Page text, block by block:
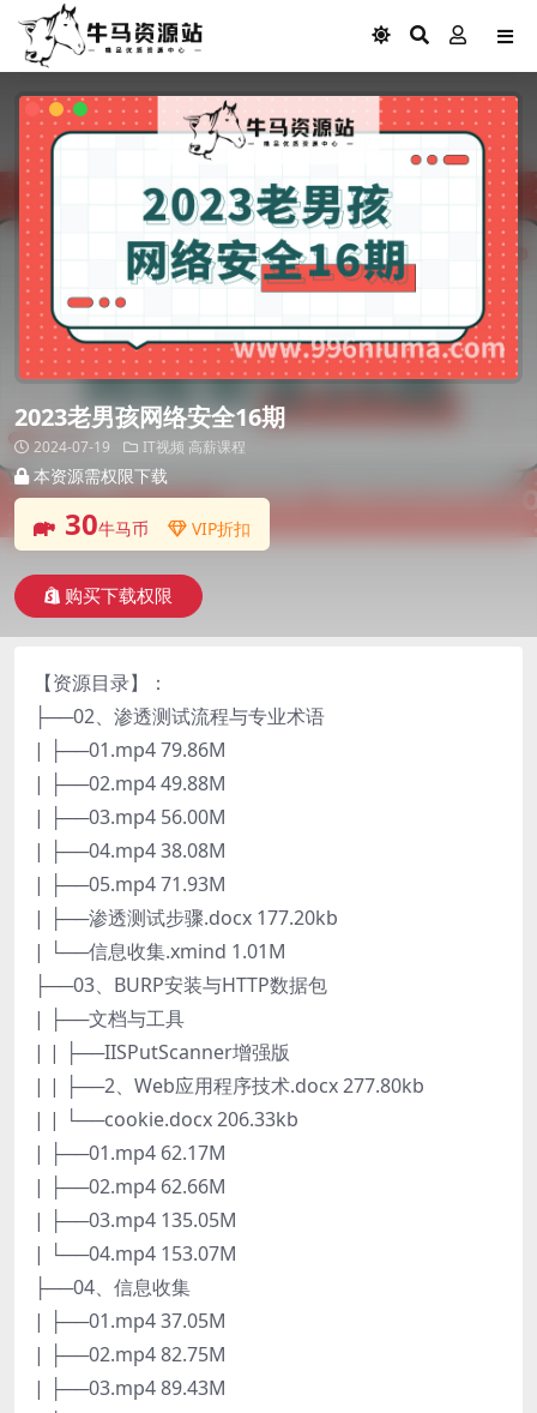
2023老男孩网络安全16期
2024-07-19 IT视频 高薪课程
本资源需权限下载
30牛马币 VIP折扣
购买下载权限
【资源目录】：
├──02、渗透测试流程与专业术语
| ├──01.mp4 79.86M
| ├──02.mp4 49.88M
| ├──03.mp4 56.00M
| ├──04.mp4 38.08M
| ├──05.mp4 71.93M
| ├──渗透测试步骤.docx 177.20kb
| └──信息收集.xmind 1.01M
├──03、BURP安装与HTTP数据包
| ├──文档与工具
| | ├──IISPutScanner增强版
| | ├──2、Web应用程序技术.docx 277.80kb
| | └──cookie.docx 206.33kb
| ├──01.mp4 62.17M
| ├──02.mp4 62.66M
| ├──03.mp4 135.05M
| └──04.mp4 153.07M
├──04、信息收集
| ├──01.mp4 37.05M
| ├──02.mp4 82.75M
| ├──03.mp4 89.43M